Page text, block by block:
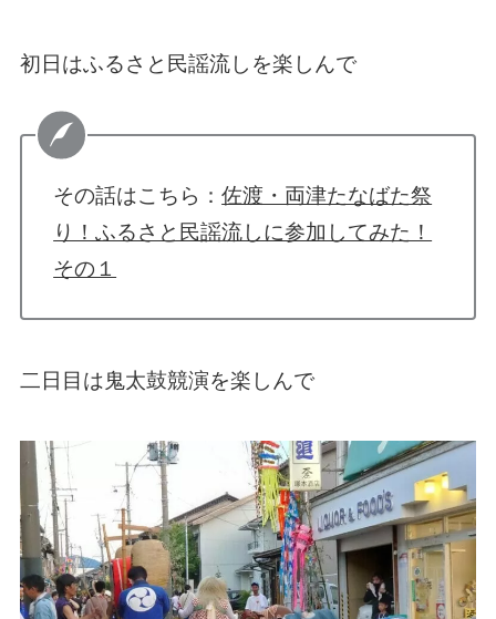
初日はふるさと民謡流しを楽しんで
その話はこちら：佐渡・両津たなばた祭
り！ふるさと民謡流しに参加してみた！
その１
二日目は鬼太鼓競演を楽しんで